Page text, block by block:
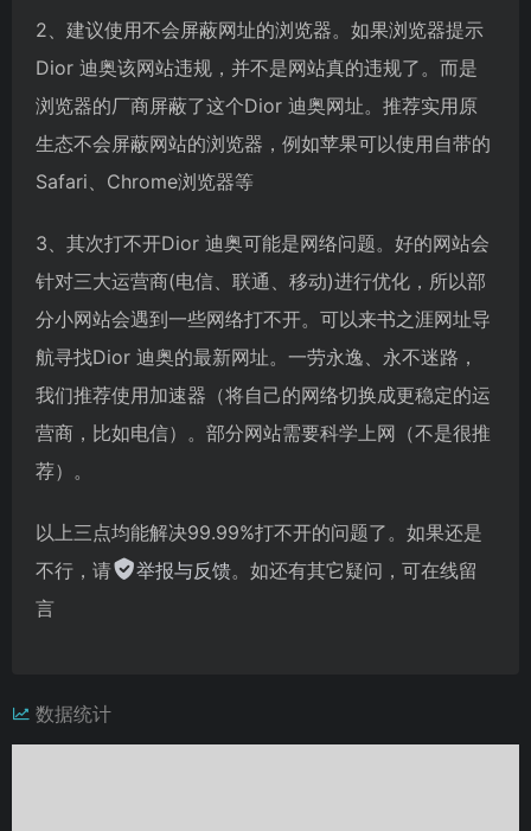
2、建议使用不会屏蔽网址的浏览器。如果浏览器提示
Dior 迪奥该网站违规，并不是网站真的违规了。而是
浏览器的厂商屏蔽了这个Dior 迪奥网址。推荐实用原
生态不会屏蔽网站的浏览器，例如苹果可以使用自带的
Safari、Chrome浏览器等
3、其次打不开Dior 迪奥可能是网络问题。好的网站会
针对三大运营商(电信、联通、移动)进行优化，所以部
分小网站会遇到一些网络打不开。可以来书之涯网址导
航寻找Dior 迪奥的最新网址。一劳永逸、永不迷路，
我们推荐使用加速器（将自己的网络切换成更稳定的运
营商，比如电信）。部分网站需要科学上网（不是很推
荐）。
以上三点均能解决99.99%打不开的问题了。如果还是
不行，请
举报与反馈。如还有其它疑问，可在线留
言
数据统计